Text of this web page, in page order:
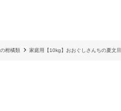
柑橘類 家庭用【10kg】おおぐしさんちの夏文旦